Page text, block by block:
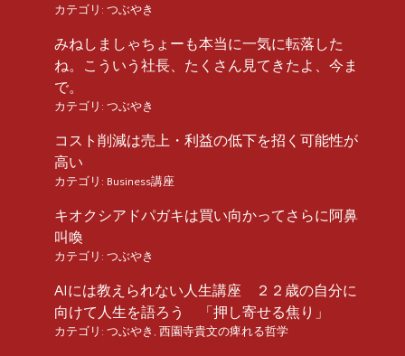
カテゴリ: つぶやき
みねしましゃちょーも本当に一気に転落した
ね。こういう社長、たくさん見てきたよ、今ま
で。
カテゴリ: つぶやき
コスト削減は売上・利益の低下を招く可能性が
高い
カテゴリ: Business講座
キオクシアドパガキは買い向かってさらに阿鼻
叫喚
カテゴリ: つぶやき
AIには教えられない人生講座 ２２歳の自分に
向けて人生を語ろう 「押し寄せる焦り」
カテゴリ: つぶやき 西園寺貴文の痺れる哲学